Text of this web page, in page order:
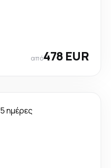
από478 EUR
5 ημέρες